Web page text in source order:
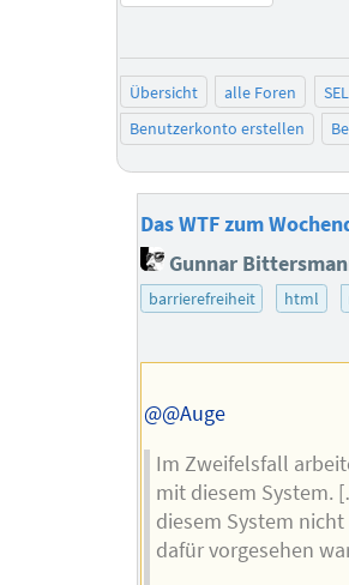
Übersicht alle Foren
Benutzerkonto erstellen
Das WTF zum
Gunnar
barrierefreiheit html
@@Auge
Im Zweifelsfall
mit diesem System.
diesem System
dafür vorgesehen